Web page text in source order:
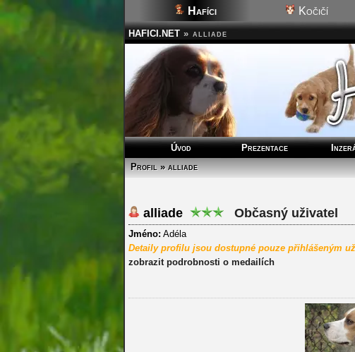
Hafíci Kočičí
HAFICI.NET » alliade
Úvod Prezentace
Profil » alliade
alliade Občasný uživatel
Jméno: Adéla
Detaily profilu jsou dostupné pouze přihlášeným
zobrazit podrobnosti o medailích